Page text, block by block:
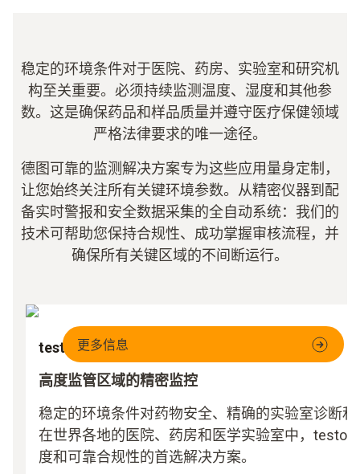
稳定的环境条件对于医院、药房、实验室和研究机
构至关重要。必须持续监测温度、湿度和其他参
数。这是确保药品和样品质量并遵守医疗保健领域
严格法律要求的唯一途径。
德图可靠的监测解决方案专为这些应用量身定制，
让您始终关注所有关键环境参数。从精密仪器到配
备实时警报和安全数据采集的全自动系统：我们的
技术可帮助您保持合规性、成功掌握审核流程，并
确保所有关键区域的不间断运行。
更多信息
testo Saveris 1
高度监管区域的精密监控
稳定的环境条件对药物安全、精确的实验室诊断
在世界各地的医院、药房和医学实验室中，testo
度和可靠合规性的首选解决方案。